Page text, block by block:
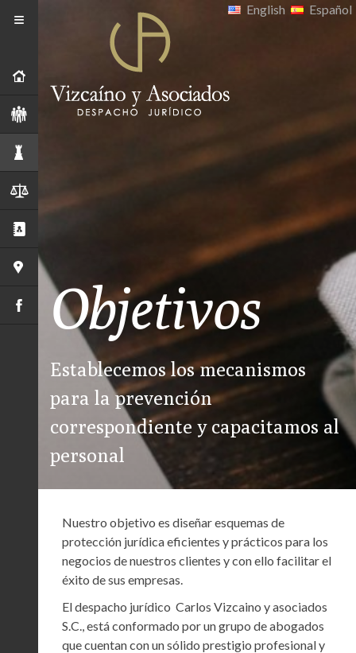
≡ English Español
Objetivos
Establecemos los mecanismos
para la prevención
correspondiente y capacitamos al
personal
Nuestro objetivo es diseñar esquemas de
protección jurídica eficientes y prácticos para los
negocios de nuestros clientes y con ello facilitar el
éxito de sus empresas.
El despacho jurídico Carlos Vizcaino y asociados
S.C., está conformado por un grupo de abogados
que cuentan con un sólido prestigio profesional y